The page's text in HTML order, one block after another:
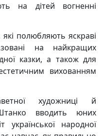
на дітей вогненні
полюбляють яскраві
на найкращих
казки, а також для
вихованням
художниці й
вводить юних
української народної